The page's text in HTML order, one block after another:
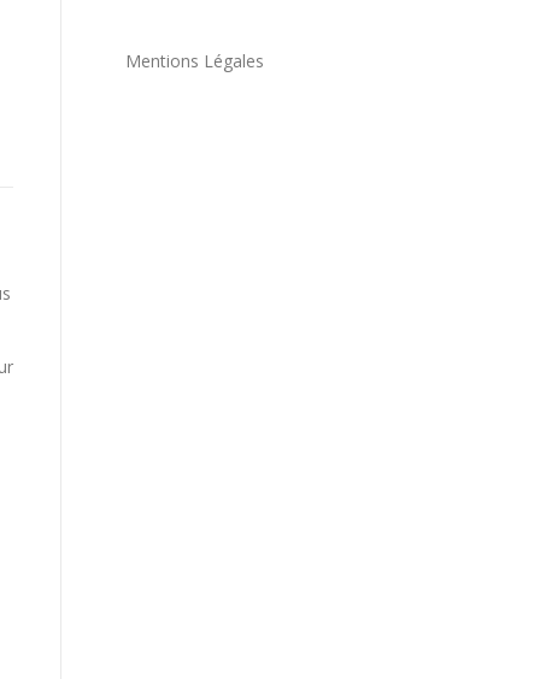
Mentions Légales